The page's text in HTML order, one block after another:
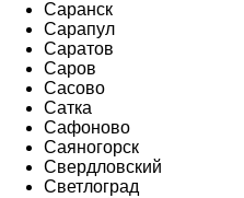
Саранск
Сарапул
Саратов
Саров
Сасово
Сатка
Сафоново
Саяногорск
Свердловский
Светлоград